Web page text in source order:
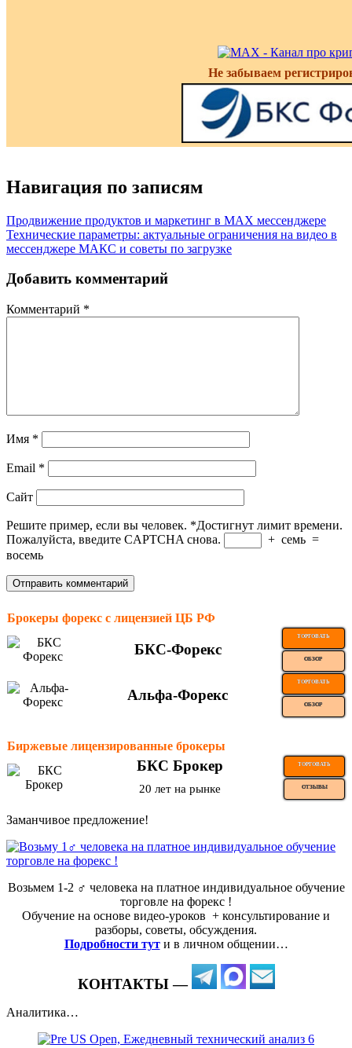
Не забываем
Навигация по записям
Продвижение продуктов и маркетинг в MAX мессенджере
Технические параметры: актуальные ограничения на видео в
мессенджере МАКС и советы по загрузке
Добавить комментарий
Комментарий *
Имя *
Email *
Сайт
Решите пример, если вы человек. *Достигнут лимит времени.
Пожалуйста, введите CAPTCHA снова.
+ семь =
восемь
Брокеры форекс с лицензией ЦБ РФ
БКС-Форекс
ТОРГОВАТЬ
ОБЗОР
Альфа-Форекс
ТОРГОВАТЬ
ОБЗОР
Биржевые лицензированные брокеры
БКС Брокер ТОРГОВАТЬ
20 лет на рынке ОТЗЫВЫ
Заманчивое предложение!
Возьмем 1-2 ‍♂️ человека на платное индивидуальное обучение
торговле на форекс !
Обучение на основе видео-уроков ️ + консультирование и
разборы, советы, обсуждения.
Подробности тут и в личном общении…
КОНТАКТЫ —
Аналитика…